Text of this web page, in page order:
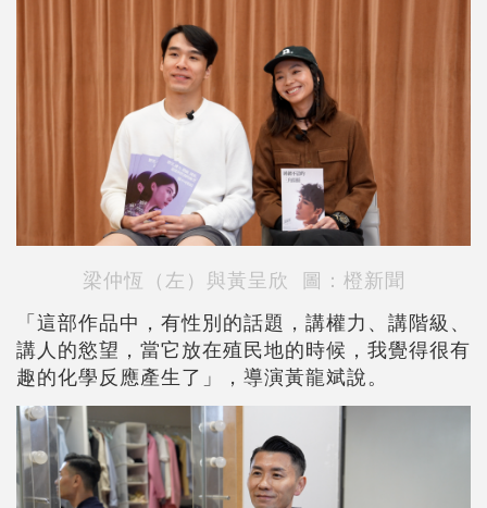
梁仲恆（左）與黃呈欣 圖：橙新聞
「這部作品中，有性別的話題，講權力、講階級、
講人的慾望，當它放在殖民地的時候，我覺得很有
趣的化學反應產生了」，導演黃龍斌說。